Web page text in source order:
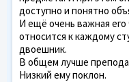
доступно и понятно
И ещё очень важная
относится к каждому
двоешник.
В общем лучше
Низкий ему поклон.